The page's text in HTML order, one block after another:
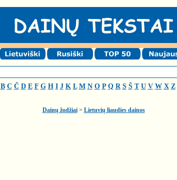
B C Č D E F G H I J K L M N O P Q R S Š T U V W X Z
Dainų žodžiai> Lietuvių liaudies dainos